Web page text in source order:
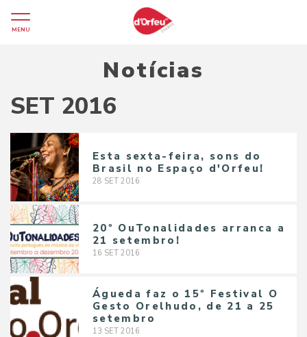
MENU
Notícias
SET 2016
Esta sexta-feira, sons do
Brasil no Espaço d'Orfeu!
28 SET 2016
20º OuTonalidades arranca a
21 setembro!
16 SET 2016
Águeda faz o 15º Festival O
Gesto Orelhudo, de 21 a 25
setembro
13 SET 2016